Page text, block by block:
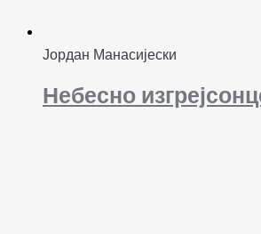
Јордан Манасијески
Небесно